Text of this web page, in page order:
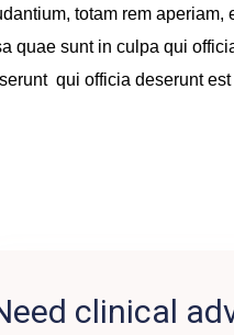
totam rem aperiam,
quae sunt in culpa qui
qui officia deserunt est
clinical